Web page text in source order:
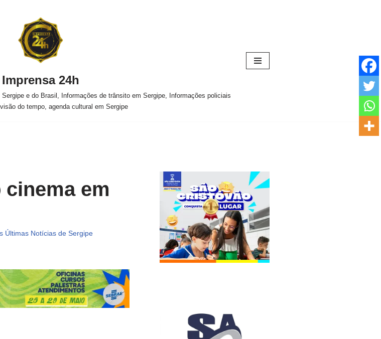
Imprensa 24h
e do Brasil, Informações de trânsito em Sergipe, Informações policiais
do tempo, agenda cultural em Sergipe
em
Últimas Notícias de Sergipe